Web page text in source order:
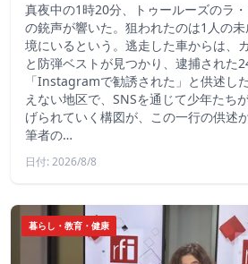
真夜中の1時20分、トゥールーズのラ
の銃声が響いた。狙われたのは1人の
境にいるという。逃走した車からは、
と防弾ベストが見つかり、逮捕された
「Instagramで勧誘された」と供述し
えない地区で、SNSを通じて少年たち
げられていく構図が、この一行の供述
筆者の…
日付: 2026/8/8
暮らし・教育・健康